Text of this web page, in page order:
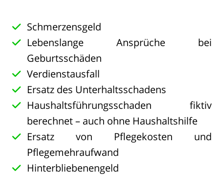
Schmerzensgeld
Lebenslange Ansprüche bei
Geburtsschäden
Verdienstausfall
Ersatz des Unterhaltsschadens
Haushaltsführungsschaden fiktiv
berechnet – auch ohne Haushaltshilfe
Ersatz von Pflegekosten und
Pflegemehraufwand
Hinterbliebenengeld